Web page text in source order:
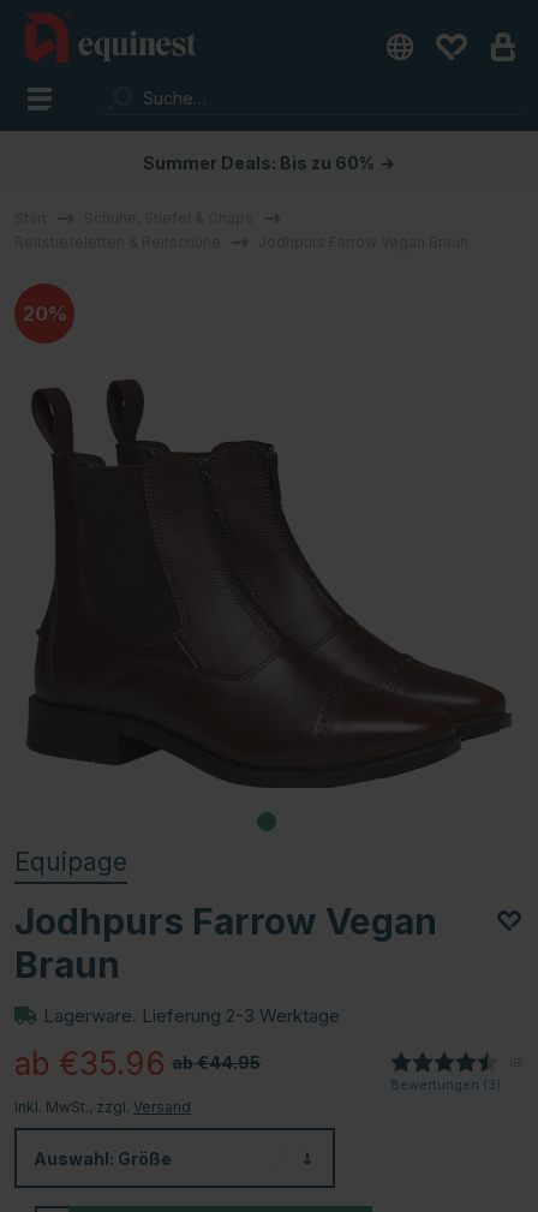
Summer Deals: Bis zu 60% →
20%
Equipage
Jodhpurs Farrow Vegan
Braun
Lagerware. Lieferung 2-3 Werktage
ab €44.95
ab €35.96
Bewertungen (3)
Inkl. MwSt., zzgl. Versand
Auswahl: Größe